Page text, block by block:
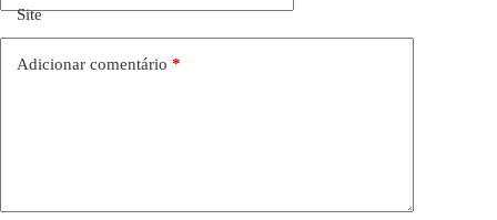
Site
Adicionar comentário *